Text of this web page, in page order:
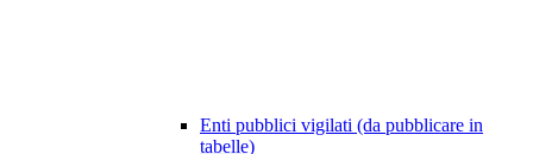
Enti pubblici vigilati (da pubblicare in
tabelle)